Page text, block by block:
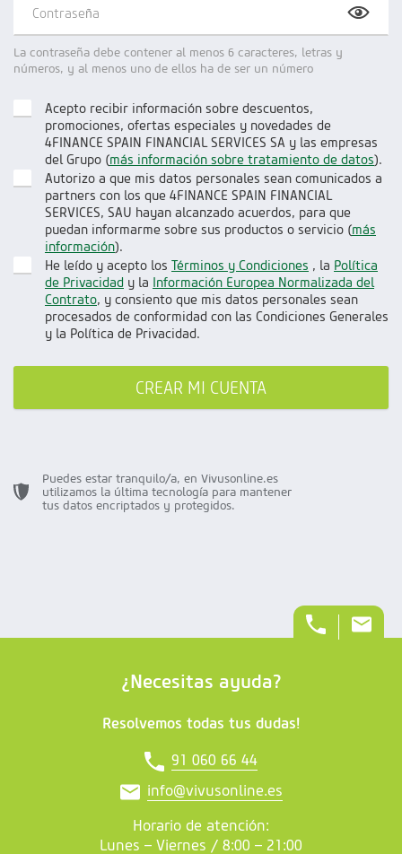
Contraseña
La contraseña debe contener al menos 6 caracteres, letras y
números, y al menos uno de ellos ha de ser un número
Acepto recibir información sobre descuentos,
promociones, ofertas especiales y novedades de
4FINANCE SPAIN FINANCIAL SERVICES SA y las empresas
del Grupo (más información sobre tratamiento de datos).
Autorizo a que mis datos personales sean comunicados a
partners con los que 4FINANCE SPAIN FINANCIAL
SERVICES, SAU hayan alcanzado acuerdos, para que
puedan informarme sobre sus productos o servicio (más
información).
He leído y acepto los Términos y Condiciones , la Política
de Privacidad y la Información Europea Normalizada del
Contrato, y consiento que mis datos personales sean
procesados de conformidad con las Condiciones Generales
y la Política de Privacidad.
CREAR MI CUENTA
Puedes estar tranquilo/a, en Vivusonline.es
utilizamos la última tecnología para mantener
tus datos encriptados y protegidos.
¿Necesitas ayuda?
Resolvemos todas tus dudas!
91 060 66 44
info@vivusonline.es
Horario de atención:
Lunes – Viernes / 8:00 – 21:00